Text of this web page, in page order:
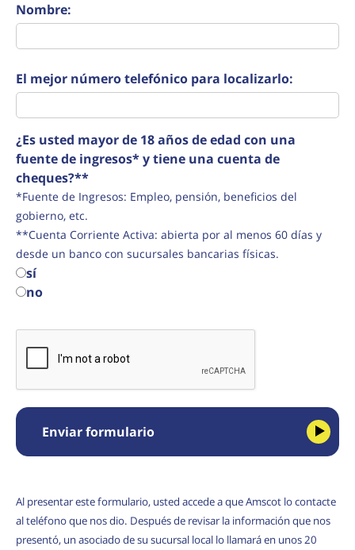
Nombre:
El mejor número telefónico para localizarlo:
¿Es usted mayor de 18 años de edad con una
fuente de ingresos* y tiene una cuenta de
cheques?**
*Fuente de Ingresos: Empleo, pensión, beneficios del
gobierno, etc.
**Cuenta Corriente Activa: abierta por al menos 60 días y
desde un banco con sucursales bancarias físicas.
sí
no
Enviar formulario
Al presentar este formulario, usted accede a que Amscot lo contacte
al teléfono que nos dio. Después de revisar la información que nos
presentó, un asociado de su sucursal local lo llamará en unos 20